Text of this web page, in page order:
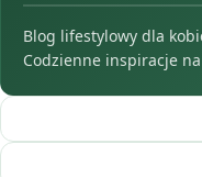
Blog lifestylowy dla
Codzienne inspiracje